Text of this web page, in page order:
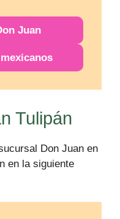
Juan
Tulipán
Don Juan en
en la siguiente